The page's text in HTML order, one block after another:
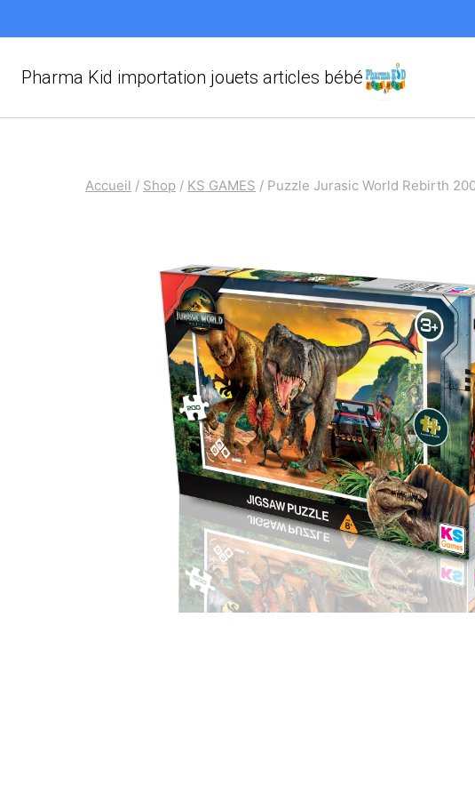
au
contenu
Pharma Kid importation jouets articles bébé
Accueil / Shop / KS GAMES / Puzzle Jurasic World Rebirth